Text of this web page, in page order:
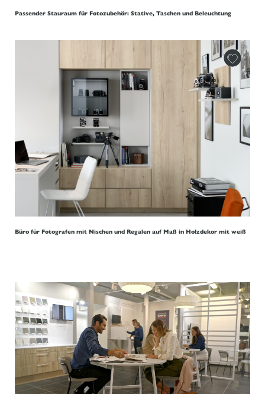
Passender Stauraum für Fotozubehör: Stative, Taschen und Beleuchtung
Büro für Fotografen mit Nischen und Regalen auf Maß in Holzdekor mit weiß